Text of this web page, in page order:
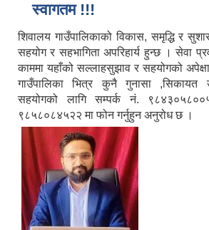
स्वागतम !!!
शिवालय गाउँपालिकाको विकास, समृद्धि र
सहयोग र सहभागिता अपरिहार्य हुन्छ । सेवा
काममा यहाँको सल्लाहसुझाव र सहयोगको
गाउँपालिका भित्र कुनै गुनासा ,सिकायत
सहयोगको लागि सम्पर्क नं.
९८५८०८४५२२ मा फोन गर्नुहुन अनुरोध छ ।